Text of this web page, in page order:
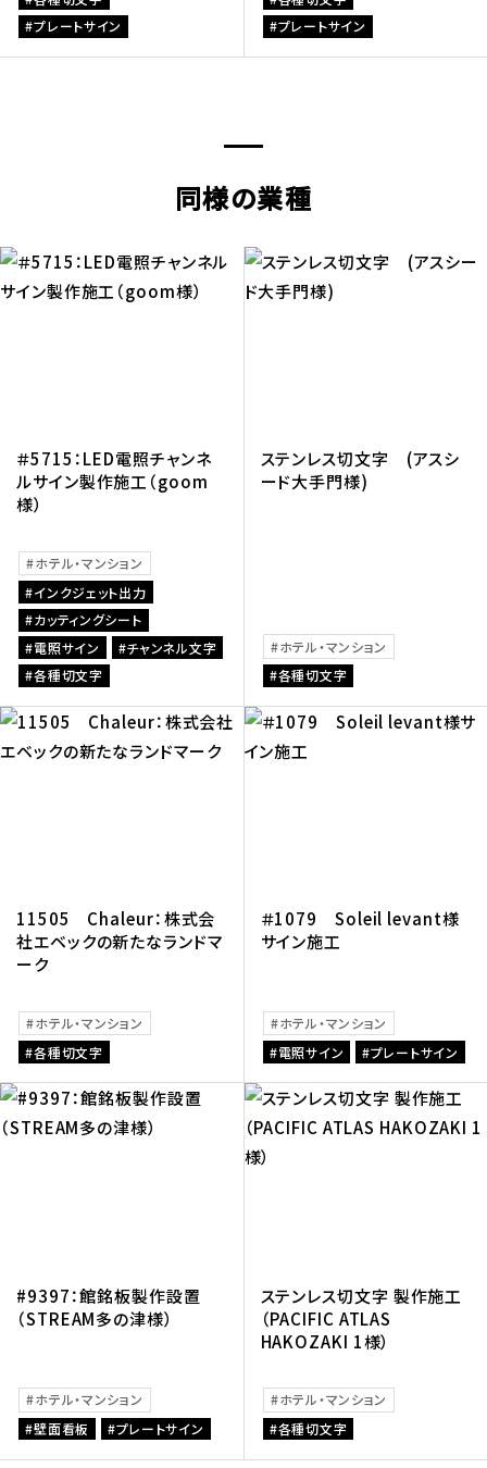
プレートサイン
プレートサイン
同様の業種
＃5715：LED電照チャンネ
ルサイン製作施工（goom
様）
ホテル・マンション
インクジェット出力
カッティングシート
電照サイン
チャンネル文字
各種切文字
ステンレス切文字 (アスシ
ード大手門様)
ホテル・マンション
各種切文字
11505 Chaleur：株式会
社エベックの新たなランドマ
ーク
ホテル・マンション
各種切文字
＃1079 Soleil levant様
サイン施工
ホテル・マンション
電照サイン
プレートサイン
#9397：館銘板製作設置
（STREAM多の津様）
ホテル・マンション
壁面看板
プレートサイン
ステンレス切文字 製作施工
（PACIFIC ATLAS
HAKOZAKI 1様）
ホテル・マンション
各種切文字